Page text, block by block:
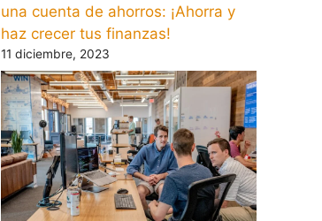
una cuenta de ahorros: ¡Ahorra y
haz crecer tus finanzas!
11 diciembre, 2023